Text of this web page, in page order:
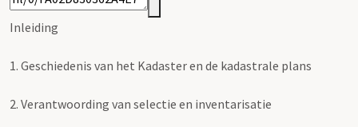
Inleiding
1. Geschiedenis van het Kadaster en de kadastrale plans
2. Verantwoording van selectie en inventarisatie